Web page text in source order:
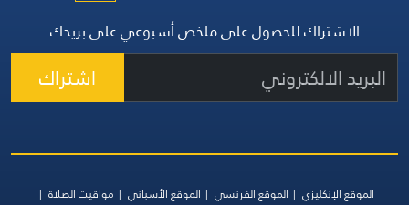
الاشتراك للحصول على ملخص أسبوعي على بريدك
اشتراك
الموقع الإنكليزي الموقع الفرنسي الموقع الأسباني مواقيت الصلاة